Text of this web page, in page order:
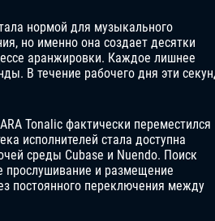
нормой для музыкального
но именно она создает десятки
аранжировки. Каждое лишнее
В течение рабочего дня эти
Tonalic фактически переместился
исполнителей стала доступна
среды Cubase и Nuendo. Поиск
прослушивание и размещение
постоянного переключения между